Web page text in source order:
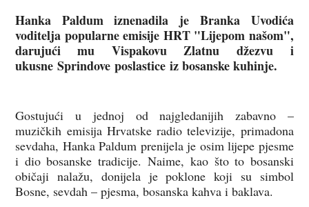
Hanka Paldum iznenadila je Branka Uvodića
voditelja popularne emisije HRT "Lijepom našom",
darujući mu Vispakovu Zlatnu džezvu i
ukusne Sprindove poslastice iz bosanske kuhinje.
Gostujući u jednoj od najgledanijih zabavno –
muzičkih emisija Hrvatske radio televizije, primadona
sevdaha, Hanka Paldum prenijela je osim lijepe pjesme
i dio bosanske tradicije. Naime, kao što to bosanski
običaji nalažu, donijela je poklone koji su simbol
Bosne, sevdah – pjesma, bosanska kahva i baklava.